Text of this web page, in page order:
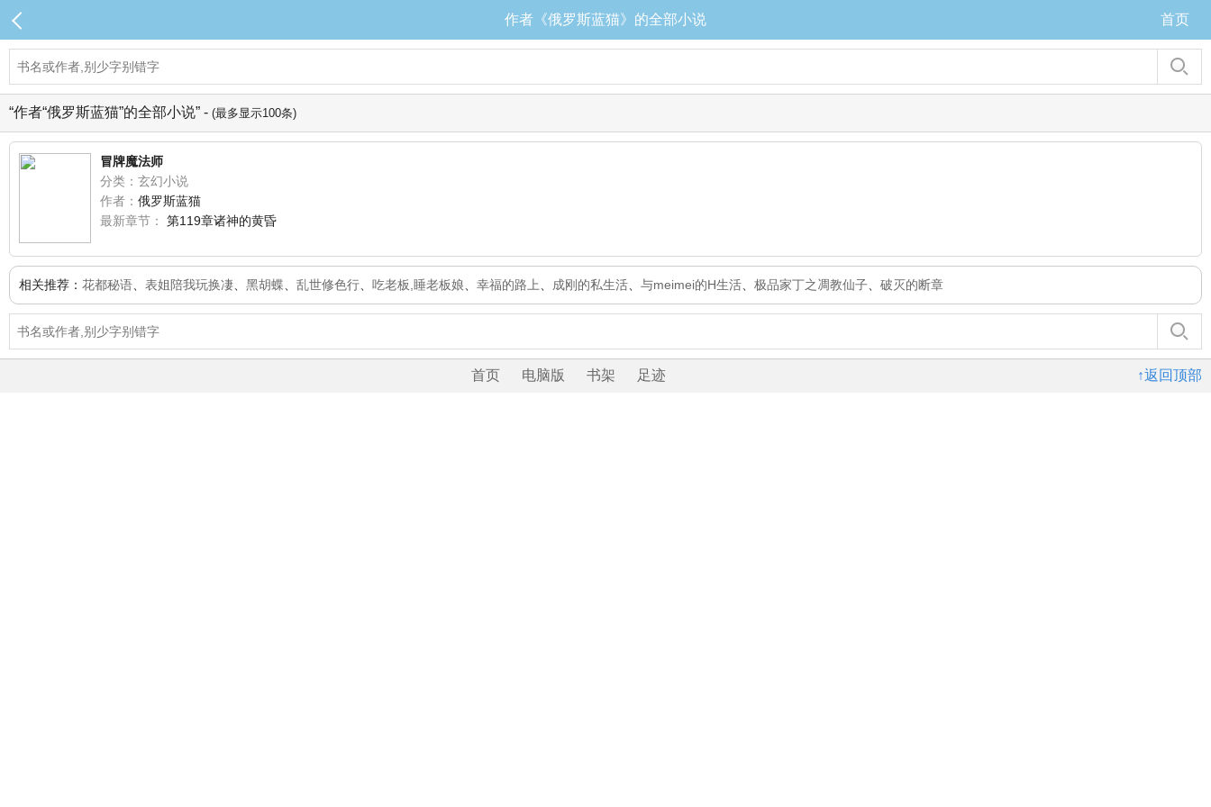
作者《俄罗斯蓝猫》的全部小说 首页
“作者“俄罗斯蓝猫”的全部小说” - (最多显示100条)
冒牌魔法师
分类：玄幻小说
作者： 俄罗斯蓝猫
最新章节：
第119章诸神的黄昏
相关推荐： 花都秘语 表姐陪我玩换凄 黑胡蝶 乱世修色行 吃老板,睡老板娘 幸福的路上 成刚的私生活 与meimei的H生活 极品家丁之凋教仙子 破灭的断章
↑返回顶部
首页 电脑版 书架 足迹